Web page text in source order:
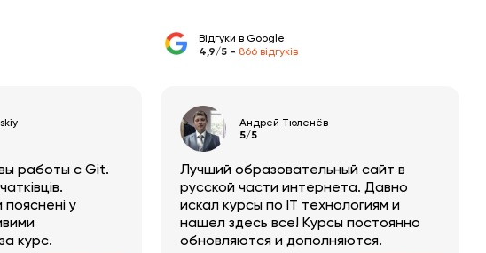
Відгуки в Google
4,9/5 - 866 відгуків
работы с Git.
у
курс.
Андрей Тюленёв
5/5
Лучший образовательный сайт в
русской части интернета. Давно
искал курсы по IT технологиям и
нашел здесь все! Курсы постоянно
обновляются и дополняются.